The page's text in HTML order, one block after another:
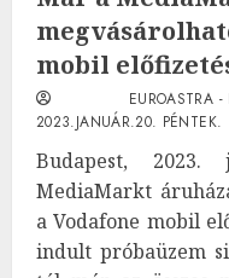
mobil
EUROASTRA -
2023.JANUÁR.20. PÉNTEK.
Budapest,
MediaMarkt
a Vodafone mobil
indult próbaüzem